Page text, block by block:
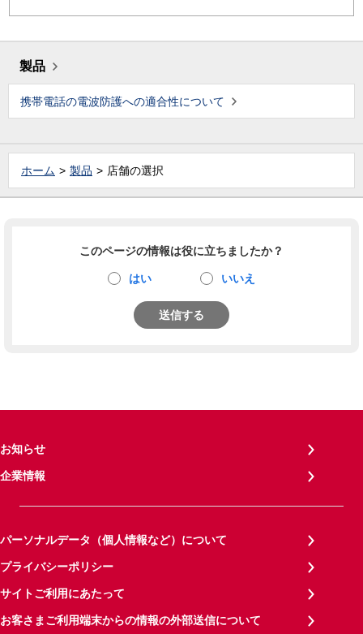
製品
携帯電話の電波防護への適合性について
ホーム 製品 店舗の選択
このページの情報は役に立ちましたか？
はい いいえ
送信する
お知らせ
企業情報
パーソナルデータ（個人情報など）について
プライバシーポリシー
サイトご利用にあたって
お客さまご利用端末からの情報の外部送信について